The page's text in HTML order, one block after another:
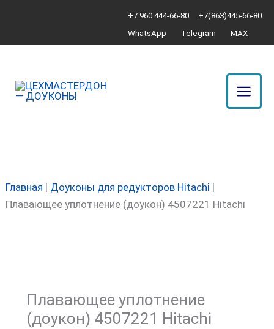
содержимому
+7 960 444-66-80
+7(863)445-66-80
WhatsApp
Telegram MAX
Главная | Доуконы для редукторов Hitachi |
Плавающее уплотнение (доукон) 4507221 Hitachi
Плавающее уплотнение
(доукон) 4507221 Hitachi
Плавающее
4507221